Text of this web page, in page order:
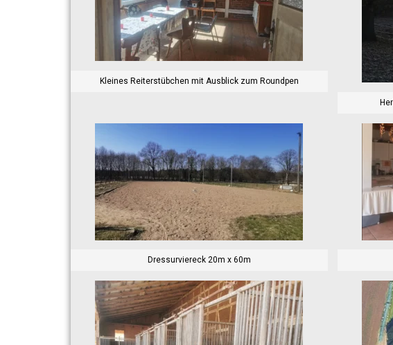
Kleines Reiterstübchen mit Ausblick zum Roundpen
Dressurviereck 20m x 60m